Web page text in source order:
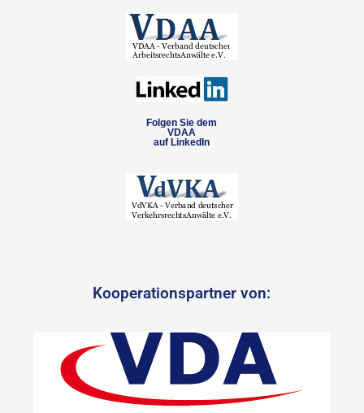
Folgen Sie dem
VDAA
auf LinkedIn
Kooperationspartner von: